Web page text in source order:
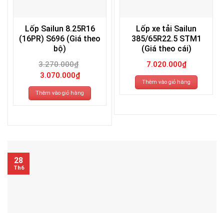
Lốp Sailun 8.25R16
(16PR) S696 (Giá theo
bộ)
3.270.000₫
Giá
gốc
là:
3.270.000₫.
3.070.000₫Giá
hiện
tại
là:
3.070.000₫.
Thêm vào giỏ hàng
Lốp xe tải Sailun
385/65R22.5 STM1
(Giá theo cái)
7.020.000₫
Thêm vào giỏ hàng
28
Th6